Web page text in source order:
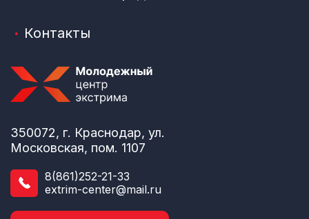
350072, г. Краснодар, ул.
Московская, пом. 1107
8(861)252-21-33
extrim-center@mail.ru
Контакты